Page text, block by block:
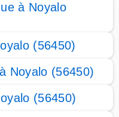
à Noyalo
(56450)
Noyalo (56450)
(56450)